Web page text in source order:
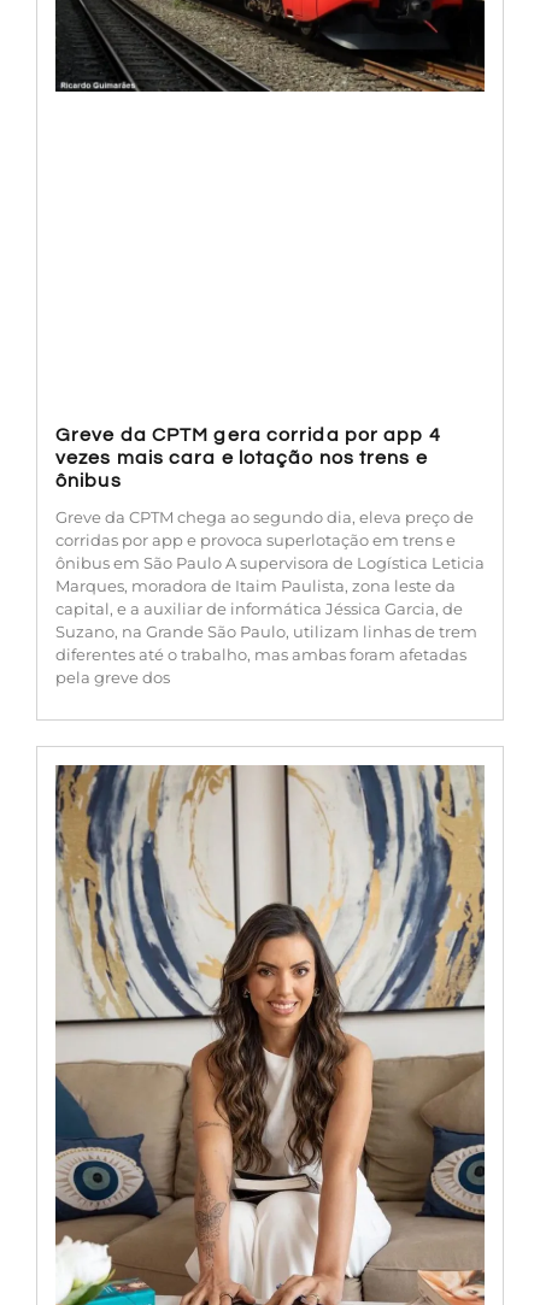
Greve da CPTM gera corrida por app 4
vezes mais cara e lotação nos trens e
ônibus
Greve da CPTM chega ao segundo dia, eleva preço de
corridas por app e provoca superlotação em trens e
ônibus em São Paulo A supervisora de Logística Leticia
Marques, moradora de Itaim Paulista, zona leste da
capital, e a auxiliar de informática Jéssica Garcia, de
Suzano, na Grande São Paulo, utilizam linhas de trem
diferentes até o trabalho, mas ambas foram afetadas
pela greve dos